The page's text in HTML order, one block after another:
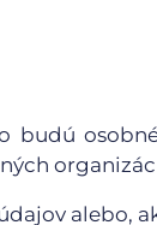
budú
alebo,